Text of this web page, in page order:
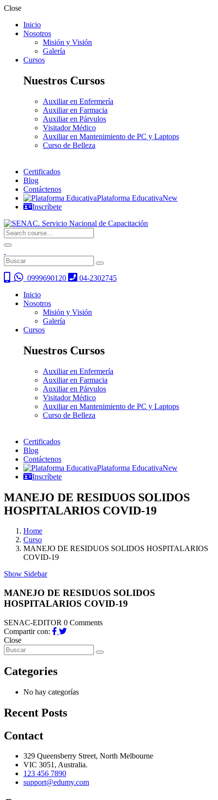
Close
Inicio
Nosotros
Misión y Visión
Galería
Cursos
Nuestros Cursos
Auxiliar en Enfermería
Auxiliar en Farmacia
Auxiliar en Párvulos
Visitador Médico
Auxiliar en Mantenimiento de PC y Laptops
Curso de Belleza
Certificados
Blog
Contáctenos
Plataforma EducativaNew
Inscríbete
0999690120
04-2302745
Inicio
Nosotros
Misión y Visión
Galería
Cursos
Nuestros Cursos
Auxiliar en Enfermería
Auxiliar en Farmacia
Auxiliar en Párvulos
Visitador Médico
Auxiliar en Mantenimiento de PC y Laptops
Curso de Belleza
Certificados
Blog
Contáctenos
Plataforma EducativaNew
Inscríbete
MANEJO DE RESIDUOS SOLIDOS
HOSPITALARIOS COVID-19
Home
Curso
MANEJO DE RESIDUOS SOLIDOS HOSPITALARIOS
COVID-19
Show Sidebar
MANEJO DE RESIDUOS SOLIDOS
HOSPITALARIOS COVID-19
SENAC-EDITOR 0 Comments
Compartir con:
Close
Categories
No hay categorías
Recent Posts
Contact
329 Queensberry Street, North Melbourne
VIC 3051, Australia.
123 456 7890
support@edumy.com